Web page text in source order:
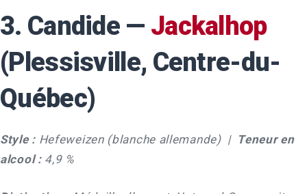
3. Candide — Jackalhop
(Plessisville, Centre-du-
Québec)
Style : Hefeweizen (blanche allemande) | Teneur en
alcool : 4,9 %